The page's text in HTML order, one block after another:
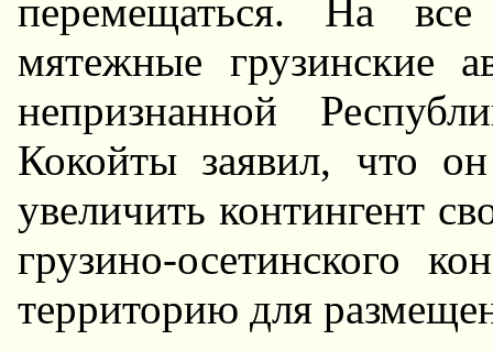
перемещаться. Hа
мятежные грузинские
непризнанной
Кокойты заявил, что
увеличить контингент
грузино-осетинского
территорию для